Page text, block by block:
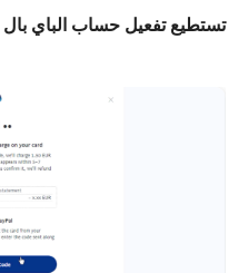
تستطيع تفعيل حساب الباي بال